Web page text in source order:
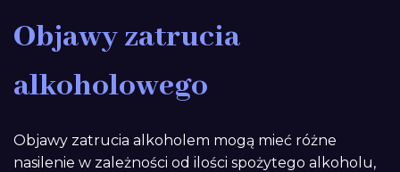
Objawy zatrucia
alkoholowego
Objawy zatrucia alkoholem mogą mieć różne
nasilenie w zależności od ilości spożytego alkoholu,